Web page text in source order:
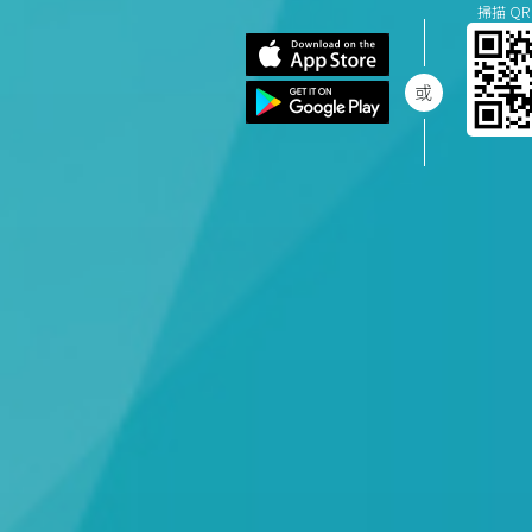
掃描